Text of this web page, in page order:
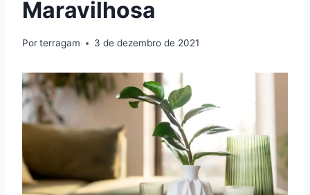
Maravilhosa
Porterragam 3 de dezembro de 2021